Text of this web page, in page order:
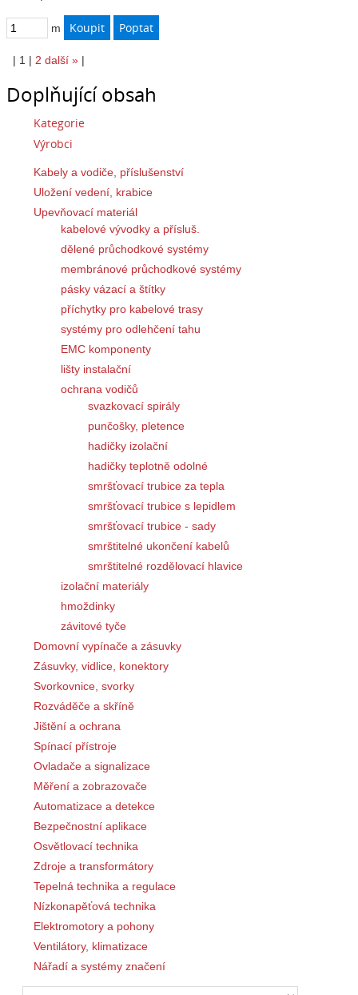
m
| 1 | 2 další » |
Doplňující obsah
Kategorie
Výrobci
Kabely a vodiče, příslušenství
Uložení vedení, krabice
Upevňovací materiál
kabelové vývodky a přísluš.
dělené průchodkové systémy
membránové průchodkové systémy
pásky vázací a štítky
příchytky pro kabelové trasy
systémy pro odlehčení tahu
EMC komponenty
lišty instalační
ochrana vodičů
svazkovací spirály
punčošky, pletence
hadičky izolační
hadičky teplotně odolné
smršťovací trubice za tepla
smršťovací trubice s lepidlem
smršťovací trubice - sady
smrštitelné ukončení kabelů
smrštitelné rozdělovací hlavice
izolační materiály
hmoždinky
závitové tyče
Domovní vypínače a zásuvky
Zásuvky, vidlice, konektory
Svorkovnice, svorky
Rozváděče a skříně
Jištění a ochrana
Spínací přístroje
Ovladače a signalizace
Měření a zobrazovače
Automatizace a detekce
Bezpečnostní aplikace
Osvětlovací technika
Zdroje a transformátory
Tepelná technika a regulace
Nízkonapěťová technika
Elektromotory a pohony
Ventilátory, klimatizace
Nářadí a systémy značení